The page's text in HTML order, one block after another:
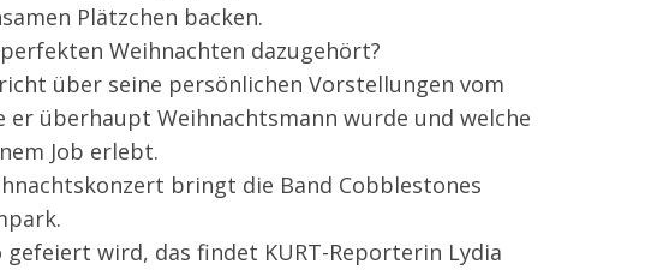
Plätzchen backen.
Weihnachten dazugehört?
über seine persönlichen Vorstellungen vom
er überhaupt Weihnachtsmann wurde und welche
Job erlebt.
bringt die Band Cobblestones
gefeiert wird, das findet KURT-Reporterin Lydia